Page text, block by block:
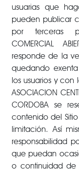
usuarias que
pueden publicar
por terceras
COMERCIAL
responde de la
quedando
los usuarios y con
ASOCIACION
CORDOBA se
contenido del
limitación. Así
responsabilidad
que puedan
o continuidad de